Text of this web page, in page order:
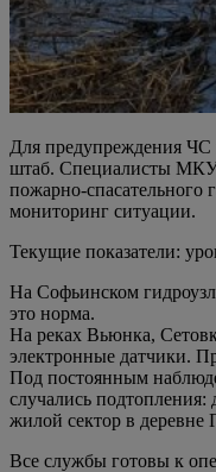
Для предупреждения ЧС
штаб. Специалисты
пожарно-спасательного
мониторинг ситуации.
Текущие показатели:
На Софьинском
это норма.
На реках Вьюнка,
электронные датчики.
Под постоянным
случались
жилой сектор в деревне
Все службы готовы к